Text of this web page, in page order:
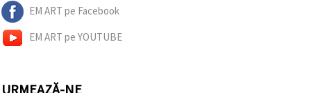
EM ART pe Facebook
EM ART pe YOUTUBE
URMEAZĂ-NE